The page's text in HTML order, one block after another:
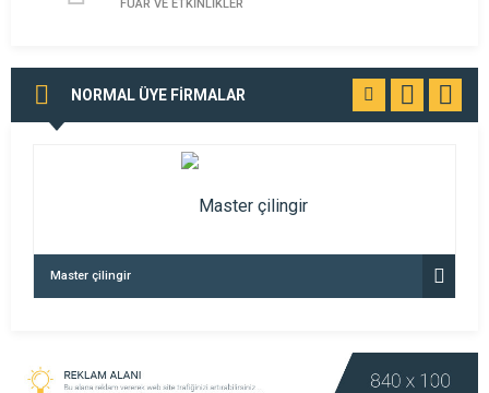
FUAR VE ETKİNLİKLER
NORMAL ÜYE FİRMALAR
GÖR
Master çilingir